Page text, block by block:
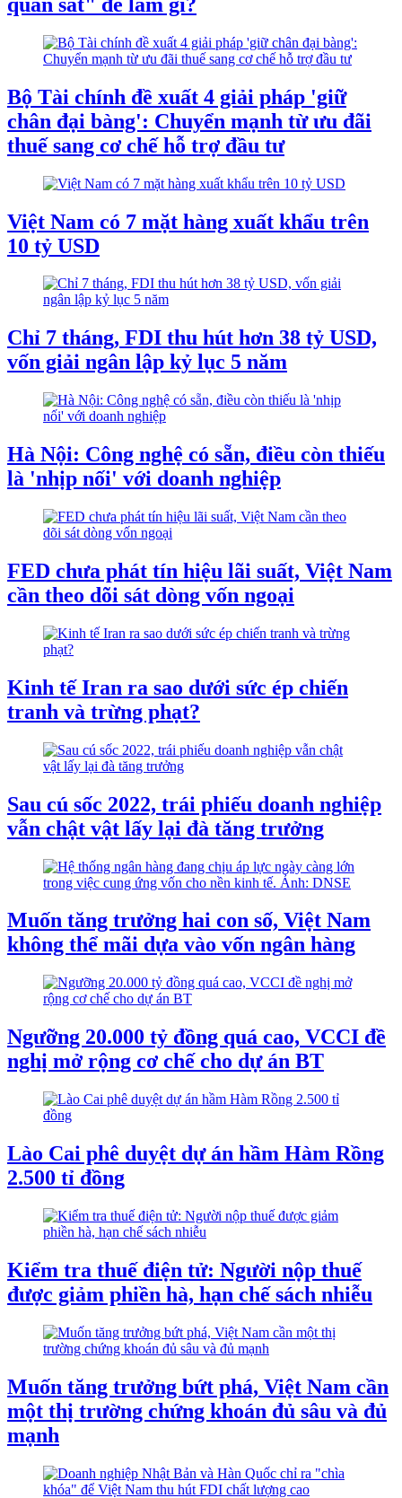
Bộ Tài chính đề xuất 4 giải pháp 'giữ
chân đại bàng': Chuyển mạnh từ ưu đãi
thuế sang cơ chế hỗ trợ đầu tư
Việt Nam có 7 mặt hàng xuất khẩu trên
10 tỷ USD
Chỉ 7 tháng, FDI thu hút hơn 38 tỷ USD,
vốn giải ngân lập kỷ lục 5 năm
Hà Nội: Công nghệ có sẵn, điều còn thiếu
là 'nhịp nối' với doanh nghiệp
FED chưa phát tín hiệu lãi suất, Việt Nam
cần theo dõi sát dòng vốn ngoại
Kinh tế Iran ra sao dưới sức ép chiến
tranh và trừng phạt?
Sau cú sốc 2022, trái phiếu doanh nghiệp
vẫn chật vật lấy lại đà tăng trưởng
Muốn tăng trưởng hai con số, Việt Nam
không thể mãi dựa vào vốn ngân hàng
Ngưỡng 20.000 tỷ đồng quá cao, VCCI đề
nghị mở rộng cơ chế cho dự án BT
Lào Cai phê duyệt dự án hầm Hàm Rồng
2.500 tỉ đồng
Kiểm tra thuế điện tử: Người nộp thuế
được giảm phiền hà, hạn chế sách nhiễu
Muốn tăng trưởng bứt phá, Việt Nam cần
một thị trường chứng khoán đủ sâu và đủ
mạnh